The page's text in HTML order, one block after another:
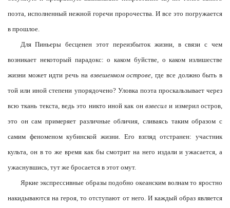
поэта, исполненный нежной горечи пророчества. И все это погружается
в прошлое.
Для Пиньеры бесценен этот переизбыток жизни, в связи с чем
возникает некоторый парадокс: о каком буйстве, о каком излишестве
жизни может идти речь на взвешенном острове, где все должно быть в
той или иной степени упорядочено? Уловка поэта проскальзывает через
всю ткань текста, ведь это никто иной как он взвесил и измерил остров,
это он сам примеряет различные обличия, сливаясь таким образом с
самим феноменом кубинской жизни. Его взгляд отстранен: участник
культа, он в то же время как бы смотрит на него издали и ужасается, а
ужаснувшись, тут же бросается в этот омут.
Яркие экспрессивные образы подобно океанским волнам то яростно
накидываются на героя, то отступают от него. И каждый образ является